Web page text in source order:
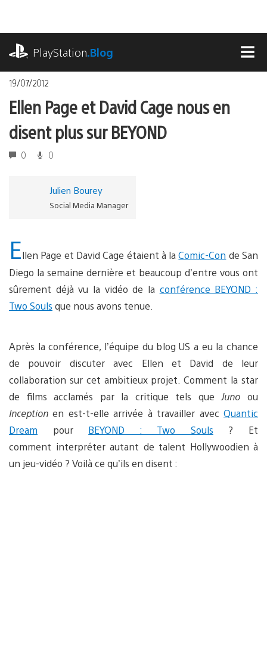
contenu
PlayStation.Blog
19/07/2012
Ellen Page et David Cage nous en
disent plus sur BEYOND
0 0
Julien Bourey
Social Media Manager
Ellen Page et David Cage étaient à laComic-Con de San
Diego la semaine dernière et beaucoup d’entre vous ont
sûrement déjà vu la vidéo de la conférence BEYOND :
Two Souls que nous avons tenue.
Après la conférence, l’équipe du blog US a eu la chance
de pouvoir discuter avec Ellen et David de leur
collaboration sur cet ambitieux projet. Comment la star
de films acclamés par la critique tels que Juno ou
Inception en est-t-elle arrivée à travailler avec Quantic
Dream pour BEYOND : Two Souls ? Et
comment interpréter autant de talent Hollywoodien à
un jeu-vidéo ? Voilà ce qu’ils en disent :